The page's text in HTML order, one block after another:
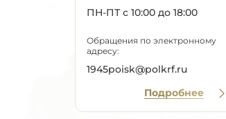
ПН-ПТ с 10:00 до 18:00
Обращения по электронному
адресу:
1945poisk@polkrf.ru
Подробнее